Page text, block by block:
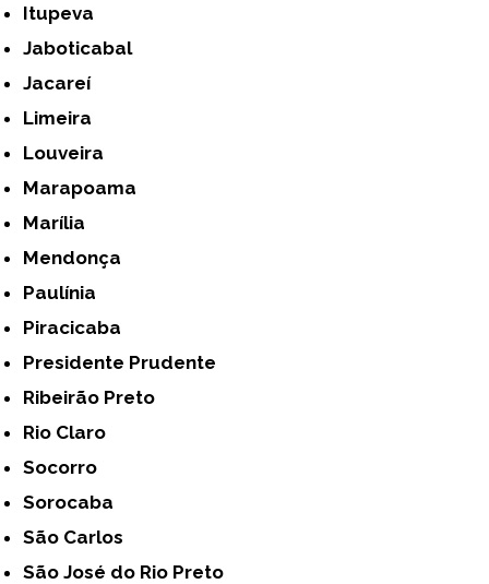
Itupeva
Jaboticabal
Jacareí
Limeira
Louveira
Marapoama
Marília
Mendonça
Paulínia
Piracicaba
Presidente Prudente
Ribeirão Preto
Rio Claro
Socorro
Sorocaba
São Carlos
São José do Rio Preto